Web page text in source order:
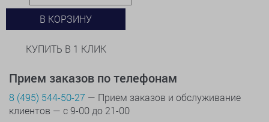
В КОРЗИНУ
КУПИТЬ В 1 КЛИК
Прием заказов по телефонам
8 (495) 544-50-27 — Прием заказов и обслуживание
клиентов — с 9-00 до 21-00